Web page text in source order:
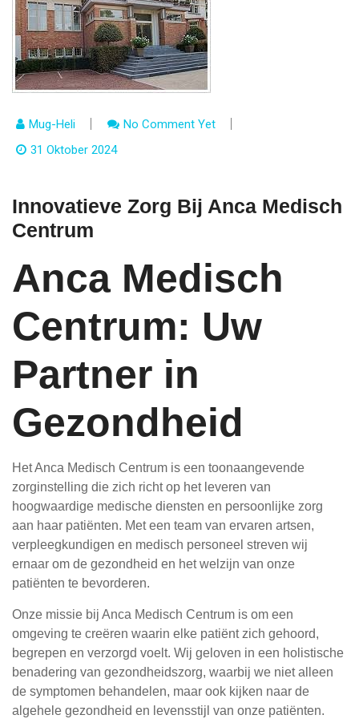
Mug-Heli
No Comment Yet
31 Oktober 2024
Innovatieve Zorg Bij Anca Medisch
Centrum
Anca Medisch
Centrum: Uw
Partner in
Gezondheid
Het Anca Medisch Centrum is een toonaangevende
zorginstelling die zich richt op het leveren van
hoogwaardige medische diensten en persoonlijke zorg
aan haar patiënten. Met een team van ervaren artsen,
verpleegkundigen en medisch personeel streven wij
ernaar om de gezondheid en het welzijn van onze
patiënten te bevorderen.
Onze missie bij Anca Medisch Centrum is om een
omgeving te creëren waarin elke patiënt zich gehoord,
begrepen en verzorgd voelt. Wij geloven in een holistische
benadering van gezondheidszorg, waarbij we niet alleen
de symptomen behandelen, maar ook kijken naar de
algehele gezondheid en levensstijl van onze patiënten.